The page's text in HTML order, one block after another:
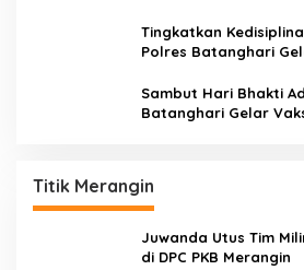
Tingkatkan
Polres Batanghari
Sambut Hari Bhakti
Batanghari Gelar
Titik Merangin
Juwanda Utus Tim
di DPC PKB Merangin